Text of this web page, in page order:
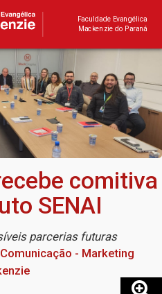
Faculdade Evangélica
Mackenzie do Paraná
comitiva
SENAI
parcerias futuras
Comunicação - Marketing